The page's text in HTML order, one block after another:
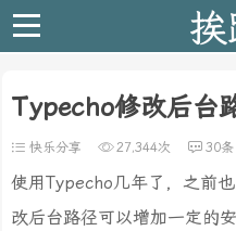
Typecho修改后台
快乐分享 27,344次 30条
使用Typecho几年了，之前
改后台路径可以增加一定的